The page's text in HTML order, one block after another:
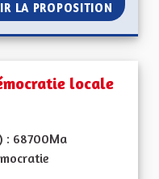
LA PROPOSITION
locale
: 68700Ma